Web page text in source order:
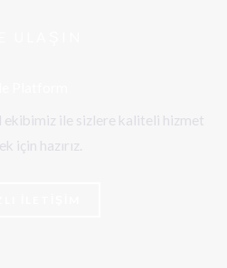
ile sizlere kaliteli hizmet
için hazırız.